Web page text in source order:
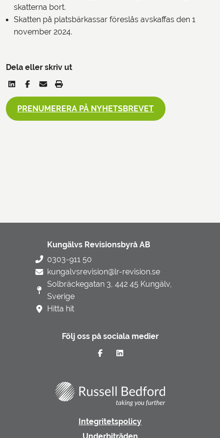
skatterna bort.
Skatten på platsbärkassar föreslås avskaffas den 1
november 2024.
Dela eller skriv ut
PRENUMERERA PÅ NYHETSBREVET
Kungälvs Revisionsbyrå AB
0303-911 50
kungalvsrevision@lr-revision.se
Solbräckegatan 3, 442 45 Kungälv,
Sverige
Hitta hit
Följ oss på sociala medier
Integritetspolicy